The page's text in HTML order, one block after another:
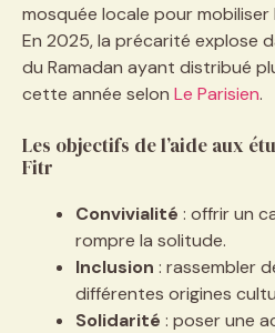
mosquée locale pour mobiliser
En 2025, la précarité explose
du Ramadan ayant distribué
cette année selon Le Parisien.
Les objectifs de l’aide aux
Fitr
Convivialité : offrir un
rompre la solitude.
Inclusion : rassembler
différentes origines
Solidarité : poser une